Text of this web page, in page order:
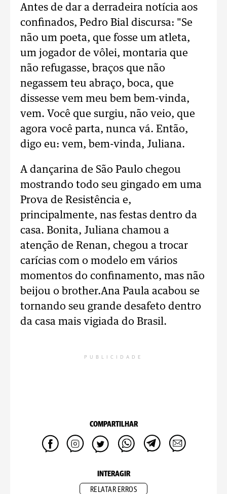
Antes de dar a derradeira notícia aos
confinados, Pedro Bial discursa: "Se
não um poeta, que fosse um atleta,
um jogador de vôlei, montaria que
não refugasse, braços que não
negassem teu abraço, boca, que
dissesse vem meu bem bem-vinda,
vem. Você que surgiu, não veio, que
agora você parta, nunca vá. Então,
digo eu: vem, bem-vinda, Juliana.
A dançarina de São Paulo chegou
mostrando todo seu gingado em uma
Prova de Resistência e,
principalmente, nas festas dentro da
casa. Bonita, Juliana chamou a
atenção de Renan, chegou a trocar
carícias com o modelo em vários
momentos do confinamento, mas não
beijou o brother.Ana Paula acabou se
tornando seu grande desafeto dentro
da casa mais vigiada do Brasil.
PUBLICIDADE
COMPARTILHAR
INTERAGIR
RELATAR ERROS